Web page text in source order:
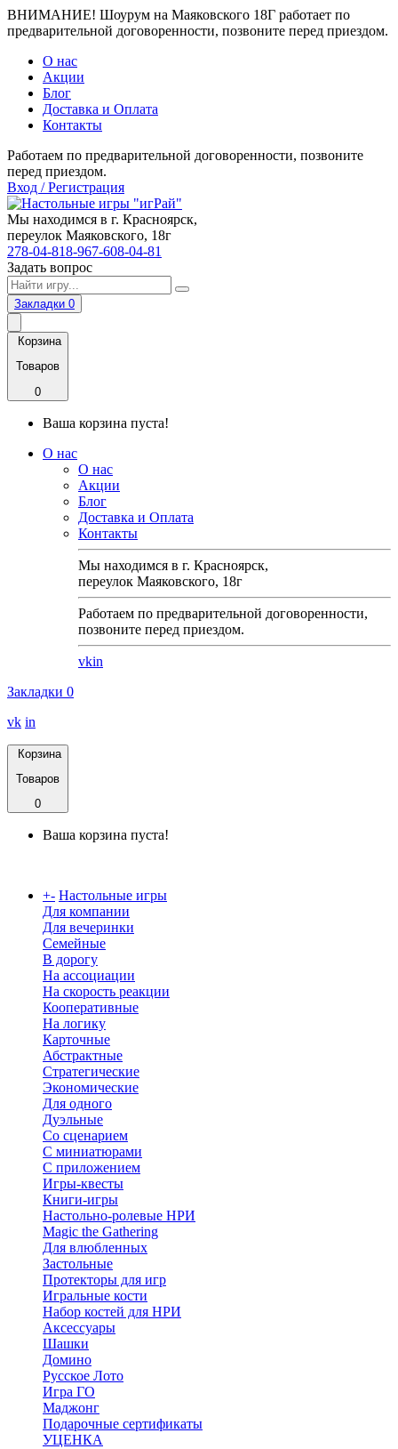
ВНИМАНИЕ! Шоурум на Маяковского 18Г работает по
предварительной договоренности, позвоните перед приездом.
О нас
Акции
Блог
Доставка и Оплата
Контакты
Работаем по предварительной договоренности, позвоните
перед приездом.
Вход / Регистрация
Мы находимся в г. Красноярск,
переулок Маяковского, 18г
278-04-818-967-608-04-81
Задать вопрос
Закладки 0
Корзина
Товаров
0
Ваша корзина пуста!
О нас
О нас
Акции
Блог
Доставка и Оплата
Контакты
Мы находимся в г. Красноярск,
переулок Маяковского, 18г
Работаем по предварительной договоренности,
позвоните перед приездом.
vkin
Закладки 0
vk in
Корзина
Товаров
0
Ваша корзина пуста!
+- Настольные игры
Для компании
Для вечеринки
Семейные
В дорогу
На ассоциации
На скорость реакции
Кооперативные
На логику
Карточные
Абстрактные
Стратегические
Экономические
Для одного
Дуэльные
Со сценарием
С миниатюрами
С приложением
Игры-квесты
Книги-игры
Настольно-ролевые НРИ
Magic the Gathering
Для влюбленных
Застольные
Протекторы для игр
Игральные кости
Набор костей для НРИ
Аксессуары
Шашки
Домино
Русское Лото
Игра ГО
Маджонг
Подарочные сертификаты
УЦЕНКА